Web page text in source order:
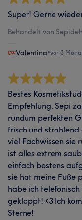
Super! Gerne
Behandelt von Sepideh
Valentina•vor 3
Bestes
Empfehlung. Sepi
rundum perfekten
frisch und strahlend
viel Fachwissen sie
ist alles extrem
einfach bestens
sie hat meine Füße
habe ich
geklappt! <3 Ich
Sterne!